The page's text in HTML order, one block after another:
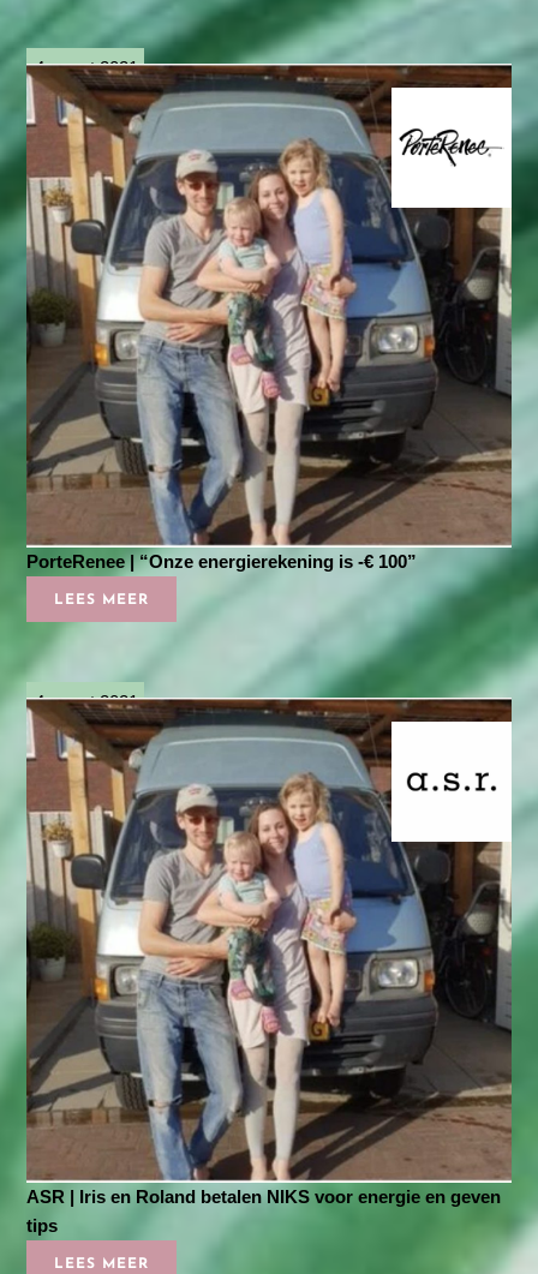
4 maart 2021
PorteRenee | “Onze energierekening is -€ 100”
LEES MEER
4 maart 2021
ASR | Iris en Roland betalen NIKS voor energie en geven
tips
LEES MEER